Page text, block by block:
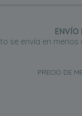
ENVÍO
se envía en menos
PRECIO DE